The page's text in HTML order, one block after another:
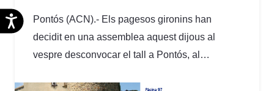
Accesibilidad
Pontós (ACN).- Els pagesos gironins han
decidit en una assemblea aquest dijous al
vespre desconvocar el tall a Pontós, al…